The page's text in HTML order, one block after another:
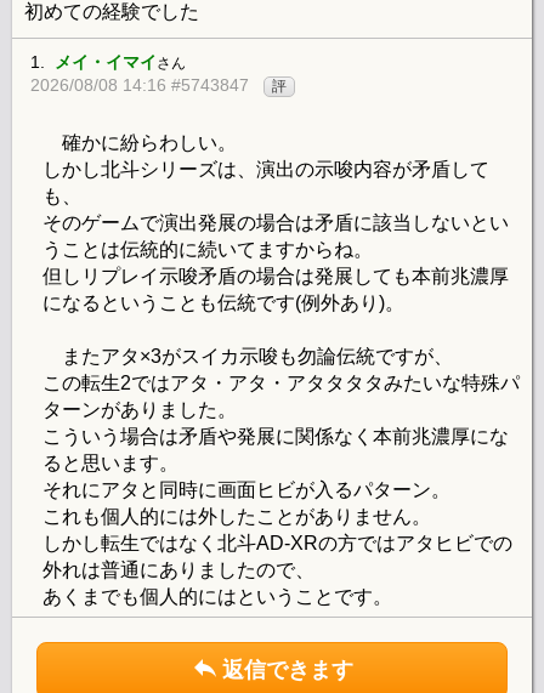
初めての経験でした
1. メイ・イマイ さん
2026/08/08 14:16 #5743847 評
確かに紛らわしい。
しかし北斗シリーズは、演出の示唆内容が矛盾して
も、
そのゲームで演出発展の場合は矛盾に該当しないとい
うことは伝統的に続いてますからね。
但しリプレイ示唆矛盾の場合は発展しても本前兆濃厚
になるということも伝統です(例外あり)。
またアタ×3がスイカ示唆も勿論伝統ですが、
この転生2ではアタ・アタ・アタタタタみたいな特殊パ
ターンがありました。
こういう場合は矛盾や発展に関係なく本前兆濃厚にな
ると思います。
それにアタと同時に画面ヒビが入るパターン。
これも個人的には外したことがありません。
しかし転生ではなく北斗AD-XRの方ではアタヒビでの
外れは普通にありましたので、
あくまでも個人的にはということです。
返信できます